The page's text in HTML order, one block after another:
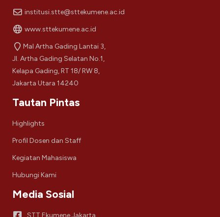
institusi.stte@sttekumene.ac.id
www.sttekumene.ac.id
Mal Artha Gading Lantai 3,
Jl. Artha Gading Selatan No.1,
Kelapa Gading, RT 18/ RW 8,
Jakarta Utara 14240
Tautan Pintas
Highlights
Profil Dosen dan Staff
Kegiatan Mahasiswa
Hubungi Kami
Media Sosial